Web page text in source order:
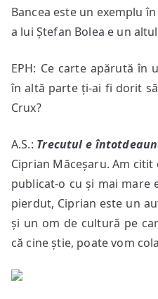
Bancea este un exemplu
a lui Ștefan Bolea e un
EPH: Ce carte apărută în
în altă parte ți-ai fi dorit
Crux?
A.S.: Trecutul e
Ciprian Măceșaru. Am
publicat-o cu și mai mare
pierdut, Ciprian este un
și un om de cultură pe
că cine știe, poate vom